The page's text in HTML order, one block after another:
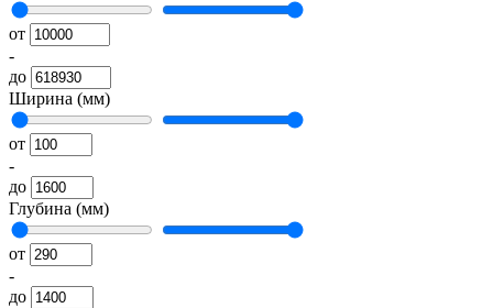
от
-
до
Ширина (мм)
от
-
до
Глубина (мм)
от
-
до